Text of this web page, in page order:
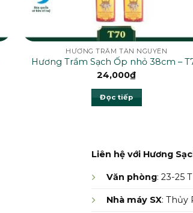
HƯƠNG TRẦM TÂN NGUYÊN
Hương Trầm Sạch Ốp nhỏ 38cm –
24,000₫
Đọc tiếp
Liên hệ với Hương
Văn phòng: 23-25
Nhà máy SX: Thủy